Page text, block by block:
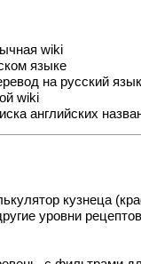
wiki
языке
на русский язык
wiki
английских
кузнеца
уровни